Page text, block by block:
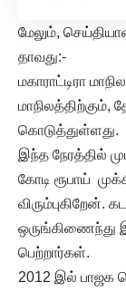
மேலும்,
தாவது:-
மகாராட்டிரா
மாநிலத்திற்கும்,
கொடுத்துள்ளது.
இந்த நேரத்தில்
கோடி ரூபாய்
விரும்புகிறேன்.
ஒருங்கிணைந்து
பெற்றார்கள்.
2012 இல் பாஜக